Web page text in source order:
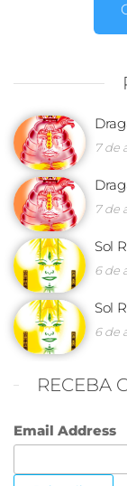
7 de
7 de
Sol
6 de
Sol
6 de
RECEBA
Email Address